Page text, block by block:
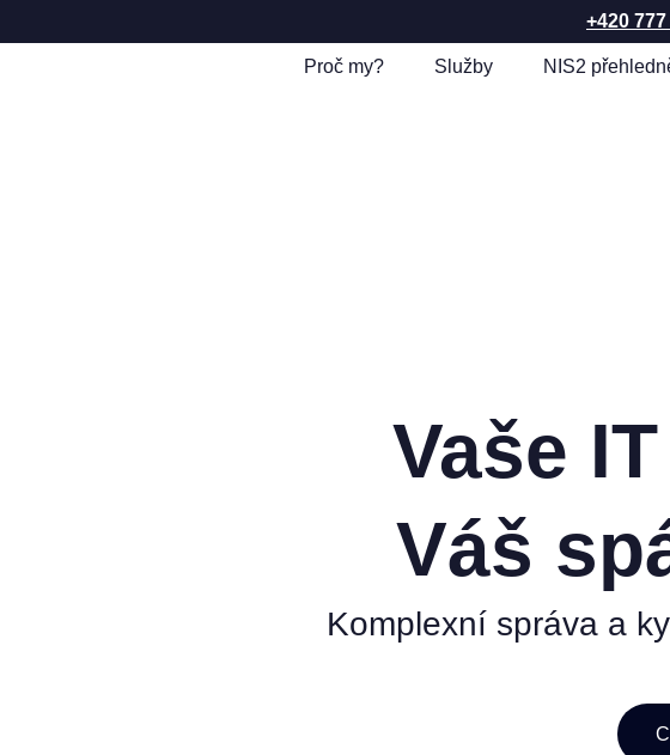
+420
Proč my? Služby NIS2
Vaše
Váš
Komplexní správa a